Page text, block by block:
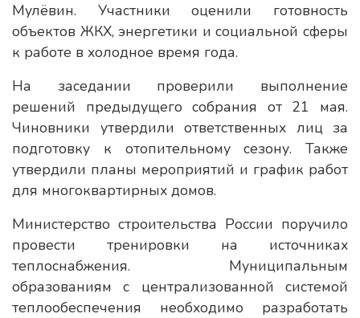
Мулёвин. Участники оценили готовность
объектов ЖКХ, энергетики и социальной сферы
к работе в холодное время года.
На заседании проверили выполнение
решений предыдущего собрания от 21 мая.
Чиновники утвердили ответственных лиц за
подготовку к отопительному сезону. Также
утвердили планы мероприятий и график работ
для многоквартирных домов.
Министерство строительства России поручило
провести тренировки на источниках
теплоснабжения. Муниципальным
образованиям с централизованной системой
теплообеспечения необходимо разработать